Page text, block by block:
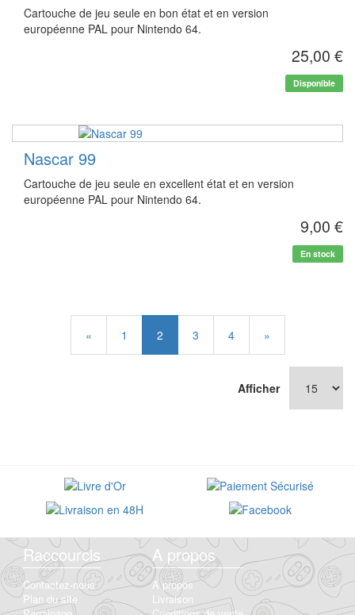
Cartouche de jeu seule en bon état et en version
européenne PAL pour Nintendo 64.
25,00 €
Disponible
Nascar 99
Cartouche de jeu seule en excellent état et en version
européenne PAL pour Nintendo 64.
9,00 €
En stock
« 1 2 3 4 »
Afficher
Raccourcis
Contactez-nous
Plan du site
A propos
A propos
Livraison